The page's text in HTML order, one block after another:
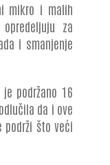
mikro i malih
za
i smanjenje
podržano 16
da i ove
podrži što veći